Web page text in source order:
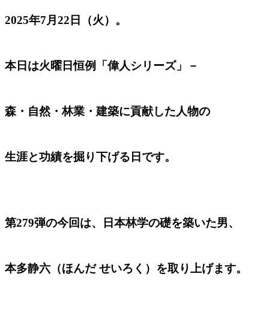
2025年7月22日（火）。
本日は火曜日恒例「偉人シリーズ」－
森・自然・林業・建築に貢献した人物の
生涯と功績を掘り下げる日です。
第279弾の今回は、日本林学の礎を築いた男、
本多静六（ほんだ せいろく）を取り上げます。